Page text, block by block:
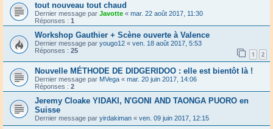
tout nouveau tout chaud
Dernier message par Javotte « mar. 22 août 2017, 11:30
Réponses : 1
Workshop Gauthier + Scène ouverte à Valence
Dernier message par yougo12 « ven. 18 août 2017, 5:53
Réponses : 25 1 2
Nouvelle MÉTHODE DE DIDGERIDOO : elle est bientôt là !
Dernier message par MVega « mar. 20 juin 2017, 14:06
Réponses : 2
Jeremy Cloake YIDAKI, N'GONI AND TAONGA PUORO en
Suisse
Dernier message par yirdakiman « ven. 09 juin 2017, 12:15